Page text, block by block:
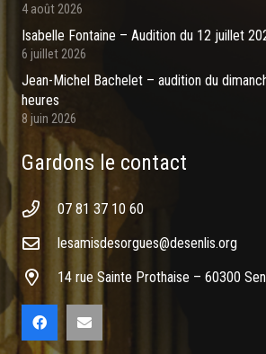
4 août 2026
Isabelle Fontaine – Audition du 12 juillet
6 juillet 2026
Jean-Michel Bachelet – audition du
heures
8 juin 2026
Gardons le contact
07 81 37 10 60
lesamisdesorgues@desenlis.org
14 rue Sainte Prothaise – 60300